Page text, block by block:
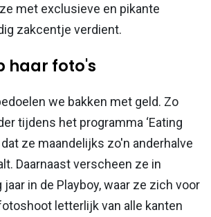
met exclusieve en pikante
zakcentje verdient.
haar foto's
we bakken met geld. Zo
tijdens het programma ‘Eating
dat ze maandelijks zo'n anderhalve
Daarnaast verscheen ze in
in de Playboy, waar ze zich voor
letterlijk van alle kanten